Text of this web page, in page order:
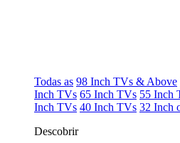
Todas as 98 Inch TVs & Above
Inch TVs 65 Inch TVs 55 Inch
Inch TVs 40 Inch TVs 32 Inch
Descobrir